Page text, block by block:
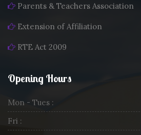
Parents & Teachers Association
Extension of Affiliation
RTE Act 2009
Opening Hours
Mon - Tues :
Fri :